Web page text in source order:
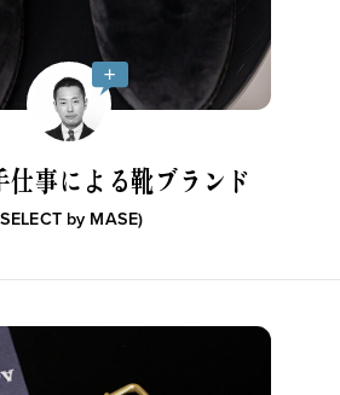
仕事による靴ブランド
by MASE)